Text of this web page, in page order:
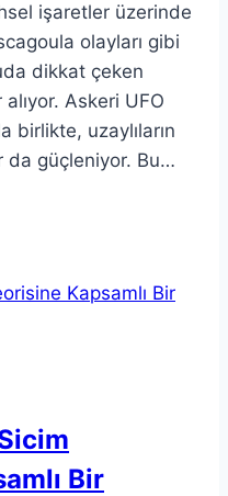
işaretler üzerinde
olayları gibi
dikkat çeken
Askeri UFO
birlikte, uzaylıların
da güçleniyor. Bu…
Bir